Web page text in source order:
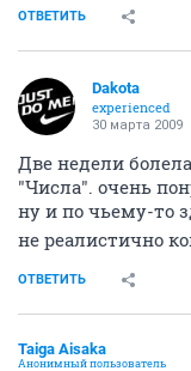
ОТВЕТИТЬ
Dakota
experienced
30 марта 2009
Две недели
"Числа". очень
ну и по чьему-то
не реалистично
ОТВЕТИТЬ
Taiga Aisaka
Анонимный пользователь